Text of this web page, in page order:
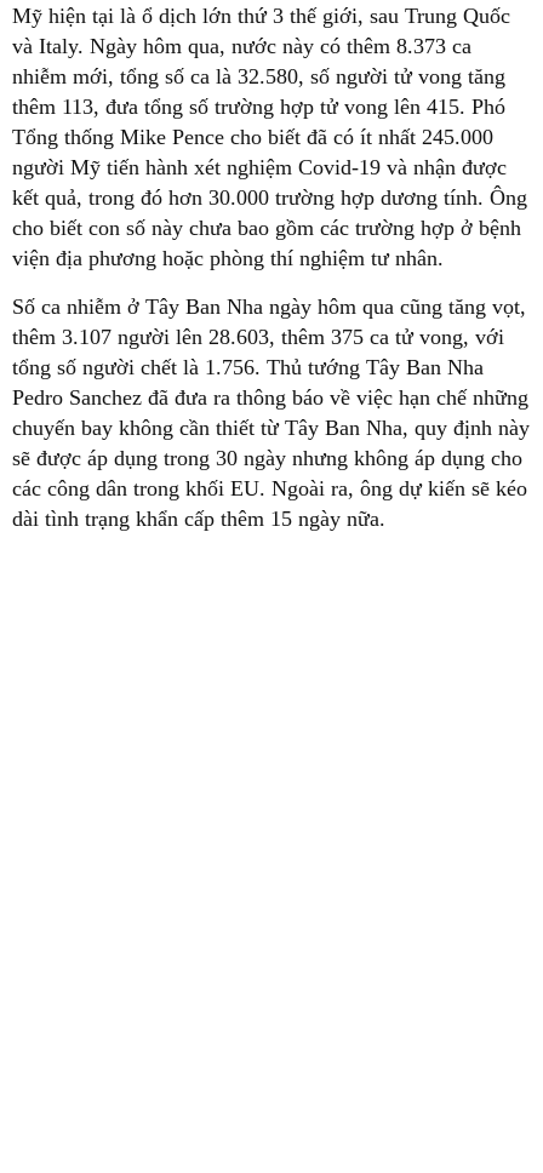
Mỹ hiện tại là ổ dịch lớn thứ 3 thế giới, sau Trung Quốc
và Italy. Ngày hôm qua, nước này có thêm 8.373 ca
nhiễm mới, tổng số ca là 32.580, số người tử vong tăng
thêm 113, đưa tổng số trường hợp tử vong lên 415. Phó
Tổng thống Mike Pence cho biết đã có ít nhất 245.000
người Mỹ tiến hành xét nghiệm Covid-19 và nhận được
kết quả, trong đó hơn 30.000 trường hợp dương tính. Ông
cho biết con số này chưa bao gồm các trường hợp ở bệnh
viện địa phương hoặc phòng thí nghiệm tư nhân.
Số ca nhiễm ở Tây Ban Nha ngày hôm qua cũng tăng vọt,
thêm 3.107 người lên 28.603, thêm 375 ca tử vong, với
tổng số người chết là 1.756. Thủ tướng Tây Ban Nha
Pedro Sanchez đã đưa ra thông báo về việc hạn chế những
chuyến bay không cần thiết từ Tây Ban Nha, quy định này
sẽ được áp dụng trong 30 ngày nhưng không áp dụng cho
các công dân trong khối EU. Ngoài ra, ông dự kiến sẽ kéo
dài tình trạng khẩn cấp thêm 15 ngày nữa.